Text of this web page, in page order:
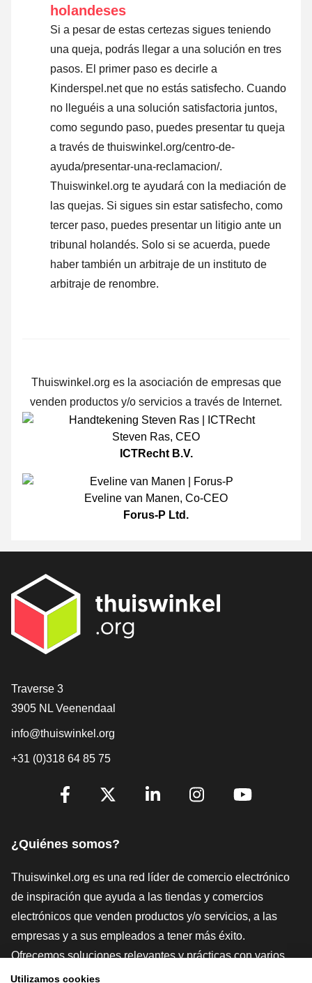
holandeses
Si a pesar de estas certezas sigues teniendo
una queja, podrás llegar a una solución en tres
pasos. El primer paso es decirle a
Kinderspel.net que no estás satisfecho. Cuando
no lleguéis a una solución satisfactoria juntos,
como segundo paso, puedes presentar tu queja
a través de thuiswinkel.org/centro-de-
ayuda/presentar-una-reclamacion/.
Thuiswinkel.org te ayudará con la mediación de
las quejas. Si sigues sin estar satisfecho, como
tercer paso, puedes presentar un litigio ante un
tribunal holandés. Solo si se acuerda, puede
haber también un arbitraje de un instituto de
arbitraje de renombre.
Thuiswinkel.org es la asociación de empresas que
venden productos y/o servicios a través de Internet.
Steven Ras, CEO
ICTRecht B.V.
Eveline van Manen, Co-CEO
Forus-P Ltd.
[_General:Contact]
Traverse 3
3905 NL Veenendaal
info@thuiswinkel.org
+31 (0)318 64 85 75
[_General:SocialMediaTitle]
¿Quiénes somos?
Thuiswinkel.org es una red líder de comercio electrónico
de inspiración que ayuda a las tiendas y comercios
electrónicos que venden productos y/o servicios, a las
empresas y a sus empleados a tener más éxito.
Ofrecemos soluciones relevantes y prácticas con varios
sellos de confianza, Thuiswinkel Reviews, herramientas y
Utilizamos cookies